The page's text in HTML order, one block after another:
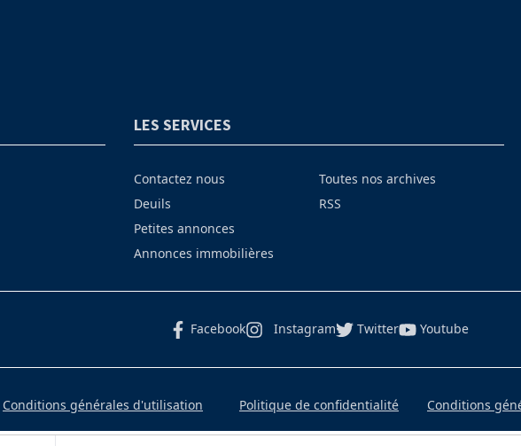
LES SERVICES
Contactez nous
Deuils
Petites annonces
Annonces immobilières
Toutes nos archives
RSS
Facebook Instagram Twitter Youtube
Conditions générales d'utilisation Politique de confidentialité Conditions